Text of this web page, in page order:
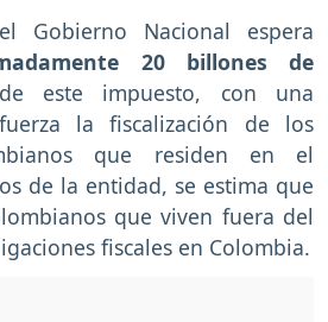
Gobierno Nacional espera
20 billones de
este impuesto, con una
la fiscalización de los
que residen en el
de la entidad, se estima que
que viven fuera del
fiscales en Colombia.